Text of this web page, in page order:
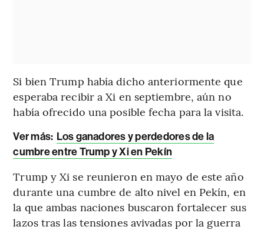
Si bien Trump había dicho anteriormente que
esperaba recibir a Xi en septiembre, aún no
había ofrecido una posible fecha para la visita.
Ver más: Los ganadores y perdedores de la
cumbre entre Trump y Xi en Pekín
Trump y Xi se reunieron en mayo de este año
durante una cumbre de alto nivel en Pekín, en
la que ambas naciones buscaron fortalecer sus
lazos tras las tensiones avivadas por la guerra